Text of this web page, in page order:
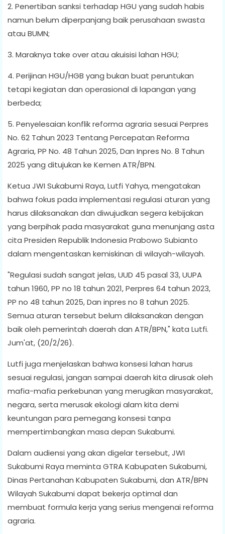
2. Penertiban sanksi terhadap HGU yang sudah habis
namun belum diperpanjang baik perusahaan swasta
atau BUMN;
3. Maraknya take over atau akuisisi lahan HGU;
4. Perijinan HGU/HGB yang bukan buat peruntukan
tetapi kegiatan dan operasional di lapangan yang
berbeda;
5. Penyelesaian konflik reforma agraria sesuai Perpres
No. 62 Tahun 2023 Tentang Percepatan Reforma
Agraria, PP No. 48 Tahun 2025, Dan Inpres No. 8 Tahun
2025 yang ditujukan ke Kemen ATR/BPN.
Ketua JWI Sukabumi Raya, Lutfi Yahya, mengatakan
bahwa fokus pada implementasi regulasi aturan yang
harus dilaksanakan dan diwujudkan segera kebijakan
yang berpihak pada masyarakat guna menunjang asta
cita Presiden Republik Indonesia Prabowo Subianto
dalam mengentaskan kemiskinan di wilayah-wilayah.
"Regulasi sudah sangat jelas, UUD 45 pasal 33, UUPA
tahun 1960, PP no 18 tahun 2021, Perpres 64 tahun 2023,
PP no 48 tahun 2025, Dan inpres no 8 tahun 2025.
Semua aturan tersebut belum dilaksanakan dengan
baik oleh pemerintah daerah dan ATR/BPN," kata Lutfi.
Jum'at, (20/2/26).
Lutfi juga menjelaskan bahwa konsesi lahan harus
sesuai regulasi, jangan sampai daerah kita dirusak oleh
mafia-mafia perkebunan yang merugikan masyarakat,
negara, serta merusak ekologi alam kita demi
keuntungan para pemegang konsesi tanpa
mempertimbangkan masa depan Sukabumi.
Dalam audiensi yang akan digelar tersebut, JWI
Sukabumi Raya meminta GTRA Kabupaten Sukabumi,
Dinas Pertanahan Kabupaten Sukabumi, dan ATR/BPN
Wilayah Sukabumi dapat bekerja optimal dan
membuat formula kerja yang serius mengenai reforma
agraria.